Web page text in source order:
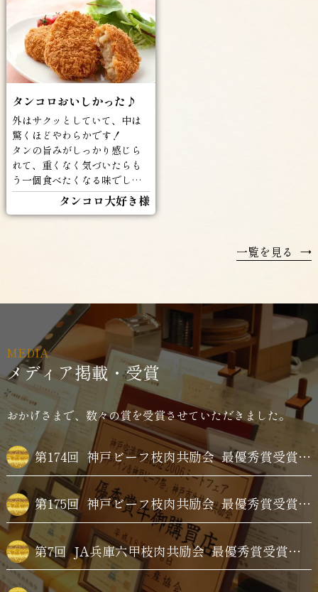
タンコロおいしかった♪
外はサクッとしていて、中は
驚くほどやわらかです！
タンの旨みがしっかり感じら
れて、重くなく気づいたらも
う一個食べたくなる味でした
(^^♪
タンコロ大好き様
一覧を見る →
MEDIA
メディア掲載・受賞
おかげさまで、数々の賞を受賞させていただきました。
第174回 神戸ビーフ枝肉共励会 最優秀賞受賞牛購買
第175回 神戸ビーフ枝肉共励会 最優秀賞受賞牛購買
第7回 JA兵庫六甲枝肉共励会 最優秀賞受賞牛購買